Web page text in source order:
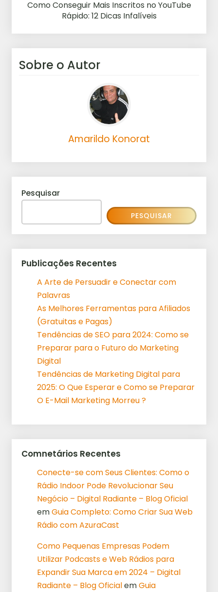
Como Conseguir Mais Inscritos no YouTube
Rápido: 12 Dicas Infalíveis
Sobre o Autor
Amarildo Konorat
Pesquisar
PESQUISAR
Publicações Recentes
A Arte de Persuadir e Conectar com
Palavras
As Melhores Ferramentas para Afiliados
(Gratuitas e Pagas)
Tendências de SEO para 2024: Como se
Preparar para o Futuro do Marketing
Digital
Tendências de Marketing Digital para
2025: O Que Esperar e Como se Preparar
O E-Mail Marketing Morreu ?
Comnetários Recentes
Conecte-se com Seus Clientes: Como o
Rádio Indoor Pode Revolucionar Seu
Negócio – Digital Radiante – Blog Oficial
emGuia Completo: Como Criar Sua Web
Rádio com AzuraCast
Como Pequenas Empresas Podem
Utilizar Podcasts e Web Rádios para
Expandir Sua Marca em 2024 – Digital
Radiante – Blog OficialemGuia